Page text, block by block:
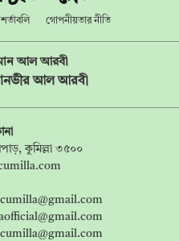
গোপনীয়তার নীতি
আল আরবী
আল আরবী
কুমিল্লা ৩৫০০